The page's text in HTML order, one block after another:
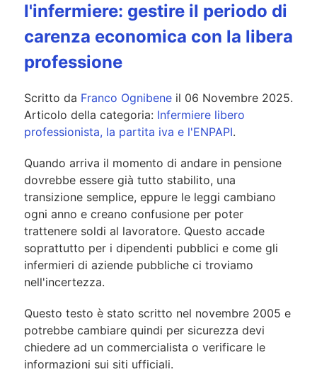
l'infermiere: gestire il periodo di
carenza economica con la libera
professione
Scritto da Franco Ognibene il 06 Novembre 2025.
Articolo della categoria: Infermiere libero
professionista, la partita iva e l'ENPAPI.
Quando arriva il momento di andare in pensione
dovrebbe essere già tutto stabilito, una
transizione semplice, eppure le leggi cambiano
ogni anno e creano confusione per poter
trattenere soldi al lavoratore. Questo accade
soprattutto per i dipendenti pubblici e come gli
infermieri di aziende pubbliche ci troviamo
nell'incertezza.
Questo testo è stato scritto nel novembre 2005 e
potrebbe cambiare quindi per sicurezza devi
chiedere ad un commercialista o verificare le
informazioni sui siti ufficiali.